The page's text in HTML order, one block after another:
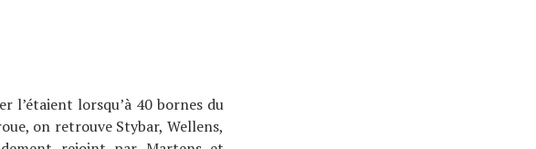
l’étaient lorsqu’à 40 bornes du
on retrouve Stybar, Wellens,